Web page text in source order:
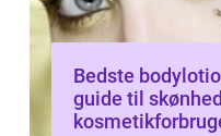
Bedste
guide til